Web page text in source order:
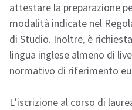
attestare la preparazione
modalità indicate nel
di Studio. Inoltre, è
lingua inglese almeno di
normativo di riferimento
L’iscrizione al corso di